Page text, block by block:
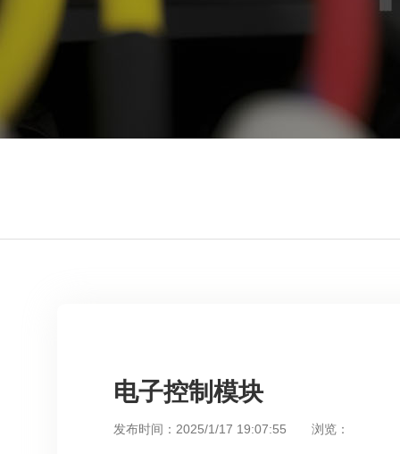
电子控制模块
发布时间：2025/1/17 19:07:55 浏览：